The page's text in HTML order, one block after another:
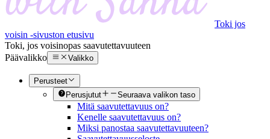
Toki jos
voisin -sivuston etusivu
Toki, jos voisinopas saavutettavuuteen
Päävalikko
Valikko
Perusteet
Perusjutut
Seuraava valikon taso
Mitä saavutettavuus on?
Kenelle saavutettavuus on?
Miksi panostaa saavutettavuuteen?